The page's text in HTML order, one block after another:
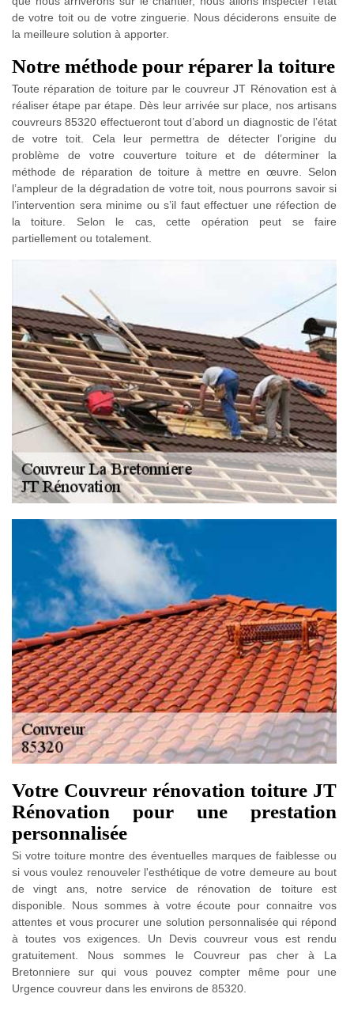
de votre toit ou de votre zinguerie. Nous déciderons ensuite de
la meilleure solution à apporter.
Notre méthode pour réparer la toiture
Toute réparation de toiture par le couvreur JT Rénovation est à
réaliser étape par étape. Dès leur arrivée sur place, nos artisans
couvreurs 85320 effectueront tout d’abord un diagnostic de l’état
de votre toit. Cela leur permettra de détecter l’origine du
problème de votre couverture toiture et de déterminer la
méthode de réparation de toiture à mettre en œuvre. Selon
l’ampleur de la dégradation de votre toit, nous pourrons savoir si
l’intervention sera minime ou s’il faut effectuer une réfection de
la toiture. Selon le cas, cette opération peut se faire
partiellement ou totalement.
Votre Couvreur rénovation toiture JT
Rénovation pour une prestation
personnalisée
Si votre toiture montre des éventuelles marques de faiblesse ou
si vous voulez renouveler l'esthétique de votre demeure au bout
de vingt ans, notre service de rénovation de toiture est
disponible. Nous sommes à votre écoute pour connaitre vos
attentes et vous procurer une solution personnalisée qui répond
à toutes vos exigences. Un Devis couvreur vous est rendu
gratuitement. Nous sommes le Couvreur pas cher à La
Bretonniere sur qui vous pouvez compter même pour une
Urgence couvreur dans les environs de 85320.